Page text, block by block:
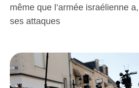
même que l’armée israélienne
ses attaques